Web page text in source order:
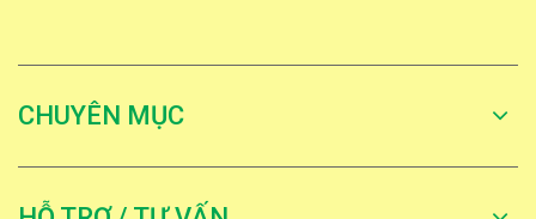
CHUYÊN MỤC